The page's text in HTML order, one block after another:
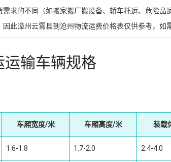
需求的不同（如搬家搬厂搬设备、轿车托运、危险品
因此漳州云霄县到沧州物流运费价格表仅供参考，如
输车辆规格
车厢宽度/米 车厢高度/米 装载
1.6-1.8 1.7-2.0 2.4-4.0